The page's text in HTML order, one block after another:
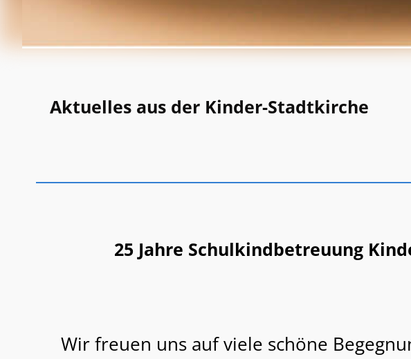
Aktuelles aus der Kinder-Stadtkirche
25 Jahre Schulkindbetreuung
Wir freuen uns auf viele schöne